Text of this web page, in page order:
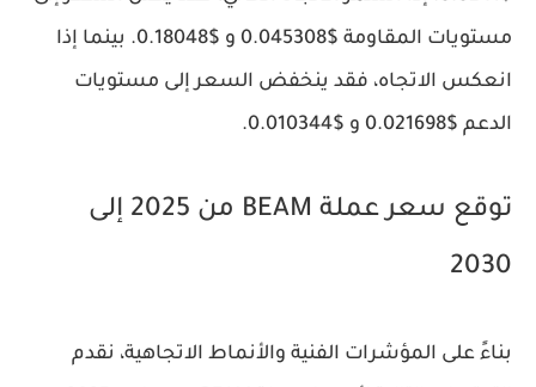
مستويات المقاومة $0.045308 و $0.18048. بينما إذا
انعكس الاتجاه، فقد ينخفض السعر إلى مستويات
الدعم $0.021698 و $0.010344.
توقع سعر عملة BEAM من 2025 إلى
2030
بناءً على المؤشرات الفنية والأنماط الاتجاهية، نقدم